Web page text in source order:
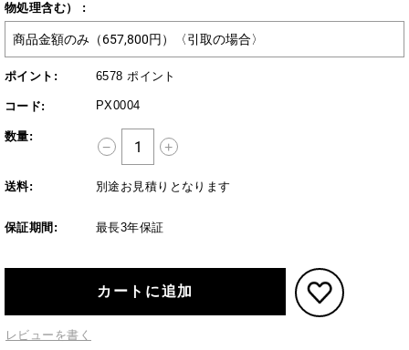
物処理含む） :
ポイント: 6578 ポイント
コード: PX0004
数量:
+
−
送料: 別途お見積りとなります
保証期間: 最長3年保証
カートに追加
レビューを書く